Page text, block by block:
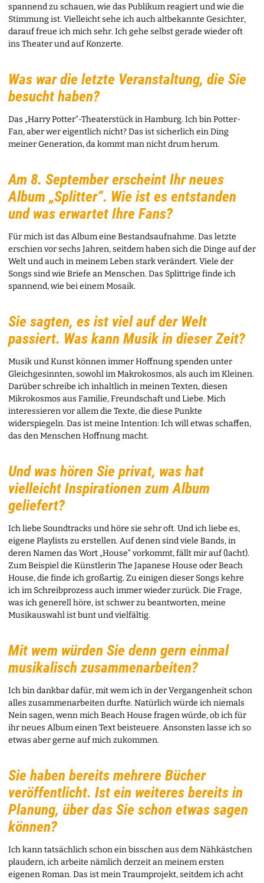
spannend zu schauen, wie das Publikum reagiert und wie die
Stimmung ist. Vielleicht sehe ich auch altbekannte Gesichter,
darauf freue ich mich sehr. Ich gehe selbst gerade wieder oft
ins Theater und auf Konzerte.
Was war die letzte Veranstaltung, die Sie
besucht haben?
Das „Harry Potter“-Theaterstück in Hamburg. Ich bin Potter-
Fan, aber wer eigentlich nicht? Das ist sicherlich ein Ding
meiner Generation, da kommt man nicht drum herum.
Am 8. September erscheint Ihr neues
Album „Splitter“. Wie ist es entstanden
und was erwartet Ihre Fans?
Für mich ist das Album eine Bestandsaufnahme. Das letzte
erschien vor sechs Jahren, seitdem haben sich die Dinge auf der
Welt und auch in meinem Leben stark verändert. Viele der
Songs sind wie Briefe an Menschen. Das Splittrige finde ich
spannend, wie bei einem Mosaik.
Sie sagten, es ist viel auf der Welt
passiert. Was kann Musik in dieser Zeit?
Musik und Kunst können immer Hoffnung spenden unter
Gleichgesinnten, sowohl im Makrokosmos, als auch im Kleinen.
Darüber schreibe ich inhaltlich in meinen Texten, diesen
Mikrokosmos aus Familie, Freundschaft und Liebe. Mich
interessieren vor allem die Texte, die diese Punkte
widerspiegeln. Das ist meine Intention: Ich will etwas schaffen,
das den Menschen Hoffnung macht.
Und was hören Sie privat, was hat
vielleicht Inspirationen zum Album
geliefert?
Ich liebe Soundtracks und höre sie sehr oft. Und ich liebe es,
eigene Playlists zu erstellen. Auf denen sind viele Bands, in
deren Namen das Wort „House“ vorkommt, fällt mir auf (lacht).
Zum Beispiel die Künstlerin The Japanese House oder Beach
House, die finde ich großartig. Zu einigen dieser Songs kehre
ich im Schreibprozess auch immer wieder zurück. Die Frage,
was ich generell höre, ist schwer zu beantworten, meine
Musikauswahl ist bunt und vielfältig.
Mit wem würden Sie denn gern einmal
musikalisch zusammenarbeiten?
Ich bin dankbar dafür, mit wem ich in der Vergangenheit schon
alles zusammenarbeiten durfte. Natürlich würde ich niemals
Nein sagen, wenn mich Beach House fragen würde, ob ich für
ihr neues Album einen Text beisteuere. Ansonsten lasse ich so
etwas aber gerne auf mich zukommen.
Sie haben bereits mehrere Bücher
veröffentlicht. Ist ein weiteres bereits in
Planung, über das Sie schon etwas sagen
können?
Ich kann tatsächlich schon ein bisschen aus dem Nähkästchen
plaudern, ich arbeite nämlich derzeit an meinem ersten
eigenen Roman. Das ist mein Traumprojekt, seitdem ich acht